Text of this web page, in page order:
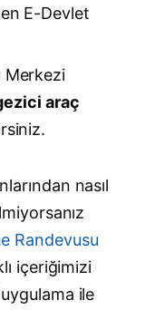
E-Devlet
Merkezi
araç
nasıl
Randevusu
içeriğimizi
uygulama ile